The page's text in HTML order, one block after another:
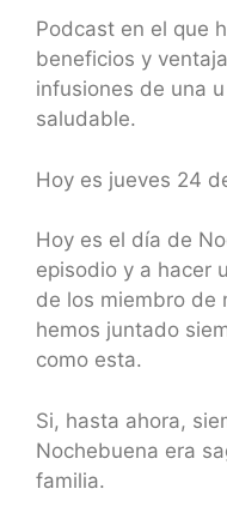
Podcast en el que
beneficios y
infusiones de una
saludable.
Hoy es jueves 24
Hoy es el día de
episodio y a hacer
de los miembro de
hemos juntado
como esta.
Si, hasta ahora,
Nochebuena era
familia.